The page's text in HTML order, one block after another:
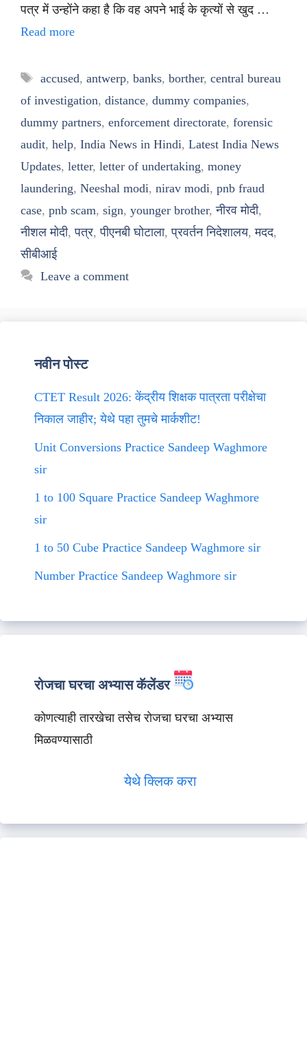
पत्र में उन्होंने कहा है कि वह अपने भाई के कृत्यों से खुद …
Read more
Tags
accused, antwerp, banks, borther, central bureau
of investigation, distance, dummy companies,
dummy partners, enforcement directorate, forensic
audit, help, India News in Hindi, Latest India News
Updates, letter, letter of undertaking, money
laundering, Neeshal modi, nirav modi, pnb fraud
case, pnb scam, sign, younger brother,नीरव मोदी,
नीशल मोदी,पत्र,पीएनबी घोटाला,प्रवर्तन निदेशालय,मदद,
सीबीआई
Leave a comment
नवीन पोस्ट
CTET Result 2026: केंद्रीय शिक्षक पात्रता परीक्षेचा
निकाल जाहीर; येथे पहा तुमचे मार्कशीट!
Unit Conversions Practice Sandeep Waghmore
sir
1 to 100 Square Practice Sandeep Waghmore
sir
1 to 50 Cube Practice Sandeep Waghmore sir
Number Practice Sandeep Waghmore sir
रोजचा घरचा अभ्यास कॅलेंडर
कोणत्याही तारखेचा तसेच रोजचा घरचा अभ्यास
मिळवण्यासाठी
येथे क्लिक करा